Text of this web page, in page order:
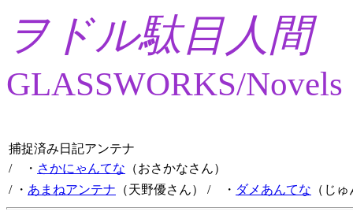
ヲドル駄目人間
GLASSWORKS/Novels
捕捉済み日記アンテナ
/ ・ さかにゃんてな （おさかなさん）
/ ・ あまねアンテナ （天野優さん） / ・ ダメあんてな （じ